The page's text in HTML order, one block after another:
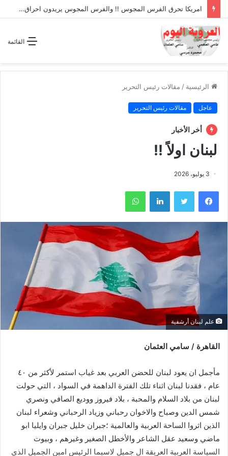
امريكا تحرق الفرس المجوس !! والفرس المجوس يريدون احراق دول الخليج!!
القائمة
الرئيسية / مقالات رئيس التحرير
عاجل مقالات رئيس التحرير
أخر الأخبار
لبنان اولاً !!
3 يوليو، 2026
فيسبوك تويتر لينكدإن واتساب
علم لبنان أرشفية
القاهرة / سامي العثمان
مأجمل ان يعود لبنان للحضن العربي بعد غياب استمر لأكثر من ٤٠
عام ، فقدنا لبنان اثناء تلك الفترة الداهمة في السواد ، التي حولت
لبنان من بلاد السلام والمحبة ، بلاد فيروز ووديع الصافي ونصري
شمس الدين وصباح والاخوان رحباني وزياد الرحباني وشعراء لبنان
الذين اثروا الساحة العربية والعالمية ؛جبران خليل جبران وايليا ابو
ماضي وسعيد عقل الشاعر والأخطل الصغير وغيرهم ، وبيوت
السياسة العربية العريقة ال جميل لاسيما الرئيس امين الجميل الذي